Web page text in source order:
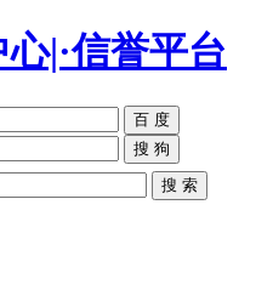
|·信誉平台